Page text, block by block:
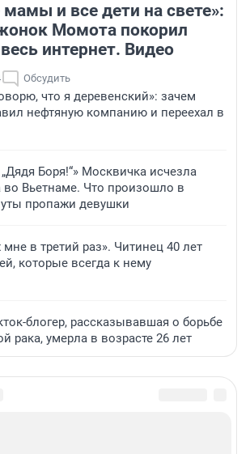
мамы и все дети на свете»:
Момота покорил
интернет. Видео
Обсудить
что я деревенский»: зачем
нефтяную компанию и переехал в
Боря!“» Москвичка исчезла
во Вьетнаме. Что произошло в
пропажи девушки
в третий раз». Читинец 40 лет
которые всегда к нему
блогер, рассказывавшая о борьбе
рака, умерла в возрасте 26 лет